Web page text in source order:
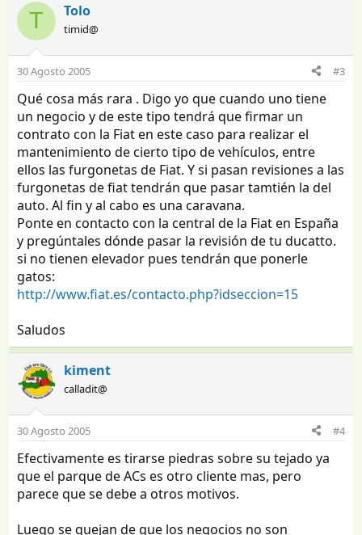
T Tolo
timid@
30 Agosto 2005 #3
Qué cosa más rara . Digo yo que cuando uno tiene
un negocio y de este tipo tendrá que firmar un
contrato con la Fiat en este caso para realizar el
mantenimiento de cierto tipo de vehículos, entre
ellos las furgonetas de Fiat. Y si pasan revisiones a las
furgonetas de fiat tendrán que pasar tamtién la del
auto. Al fin y al cabo es una caravana.
Ponte en contacto con la central de la Fiat en España
y pregúntales dónde pasar la revisión de tu ducatto.
si no tienen elevador pues tendrán que ponerle
gatos:
http://www.fiat.es/contacto.php?idseccion=15
Saludos
kiment
calladit@
30 Agosto 2005 #4
Efectivamente es tirarse piedras sobre su tejado ya
que el parque de ACs es otro cliente mas, pero
parece que se debe a otros motivos.
Luego se quejan de que los negocios no son